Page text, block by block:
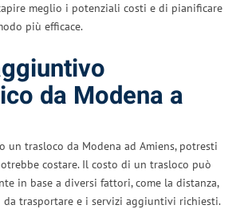
meglio i potenziali costi e di pianificare
più efficace.
da Modena a
un trasloco da Modena ad Amiens, potresti
costare. Il costo di un trasloco può
in base a diversi fattori, come la distanza,
trasportare e i servizi aggiuntivi richiesti.